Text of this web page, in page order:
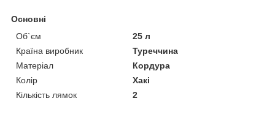
Основні
Об`єм
25 л
Країна виробник
Туреччина
Матеріал
Кордура
Колір
Хакі
Кількість лямок
2